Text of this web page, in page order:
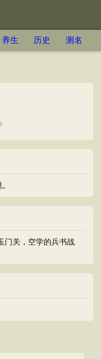
养生 历史 测名
门关，空学的兵书战